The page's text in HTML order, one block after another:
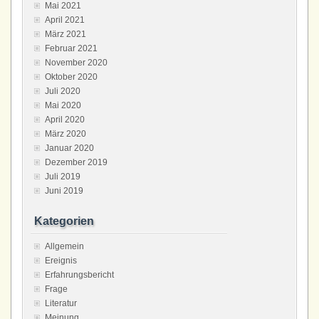
Mai 2021
April 2021
März 2021
Februar 2021
November 2020
Oktober 2020
Juli 2020
Mai 2020
April 2020
März 2020
Januar 2020
Dezember 2019
Juli 2019
Juni 2019
Kategorien
Allgemein
Ereignis
Erfahrungsbericht
Frage
Literatur